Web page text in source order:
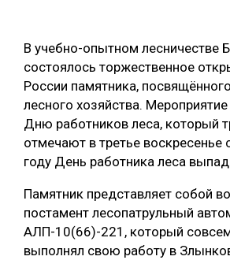
ЛОГИСТИКА
ПРОИЗВОДСТВО ДРЕВЕСНЫХ ПЛИТ
КОМПЛЕКСНАЯ ПЕРЕРАБОТКА
ЛЕСОПИЛЕНИЕ
ДЕРЕВЯННОЕ ДОМОСТРОЕНИЕ
БЕЗОПАСНОЕ ПРОИЗВОДСТВО
ПОДБОРКИ СТАТЕЙ
В учебно-опытном лесничестве
состоялось торжественное
России памятника,
лесного хозяйства.
Дню работников леса, который
отмечают в третье воскресенье
году День работника леса
Памятник представляет собой
постамент лесопатрульный
АЛП-10(66)-221, который
выполнял свою работу в